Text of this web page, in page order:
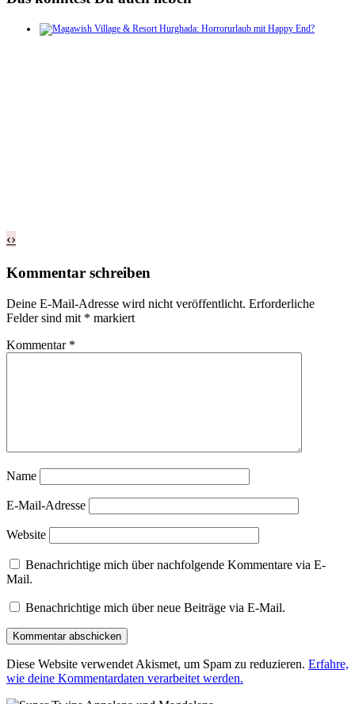
‹›
Kommentar schreiben
Deine E-Mail-Adresse wird nicht veröffentlicht. Erforderliche
Felder sind mit * markiert
Kommentar *
Name
E-Mail-Adresse
Website
Benachrichtige mich über nachfolgende Kommentare via E-
Mail.
Benachrichtige mich über neue Beiträge via E-Mail.
Diese Website verwendet Akismet, um Spam zu reduzieren. Erfahre,
wie deine Kommentardaten verarbeitet werden.